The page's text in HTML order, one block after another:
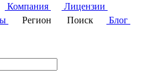
Компания
Лицензии
Регион Поиск
Блог